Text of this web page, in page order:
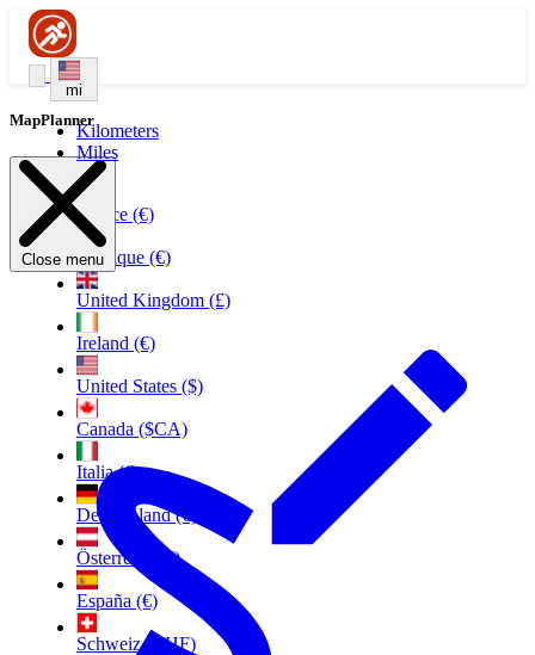
mi
Kilometers
Miles
France (€)
Belgique (€)
United Kingdom (£)
Ireland (€)
United States ($)
Canada ($CA)
Italia (€)
Deutschland (€)
Österreich (€)
España (€)
Schweiz (CHF)
MapPlanner
Close menu